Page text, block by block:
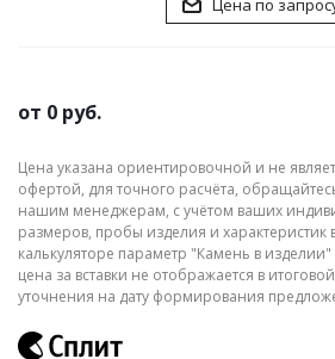
Цена по
от 0 руб.
Цена указана ориентировочной и не
офертой, для точного расчёта,
нашим менеджерам, с учётом ваших
размеров, пробы изделия и характеристик
калькуляторе параметр "Камень в
цена за вставки не отображается в
уточнения на дату формирования